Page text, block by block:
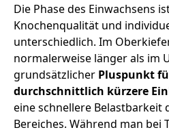
Die Phase des Einwachsens
Knochenqualität und
unterschiedlich. Im
normalerweise länger als im
grundsätzlicher Pluspunkt
durchschnittlich kürzere
eine schnellere Belastbarkeit
Bereiches. Während man bei